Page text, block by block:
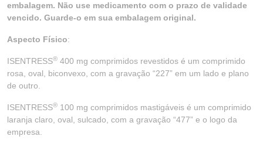
embalagem. Não use medicamento com o prazo de validade
vencido. Guarde-o em sua embalagem original.
Aspecto Físico:
ISENTRESS® 400 mg comprimidos revestidos é um comprimido
rosa, oval, biconvexo, com a gravação “227” em um lado e plano
de outro.
ISENTRESS® 100 mg comprimidos mastigáveis é um comprimido
laranja claro, oval, sulcado, com a gravação “477” e o logo da
empresa.